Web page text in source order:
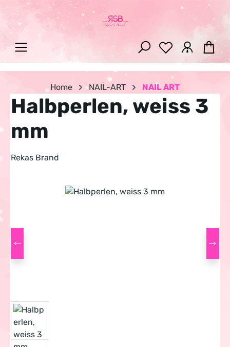
Zum Hauptinhalt springen
Home NAIL-ART NAIL ART
Halbperlen, weiss 3
mm
Rekas Brand
Bildergalerie überspringen